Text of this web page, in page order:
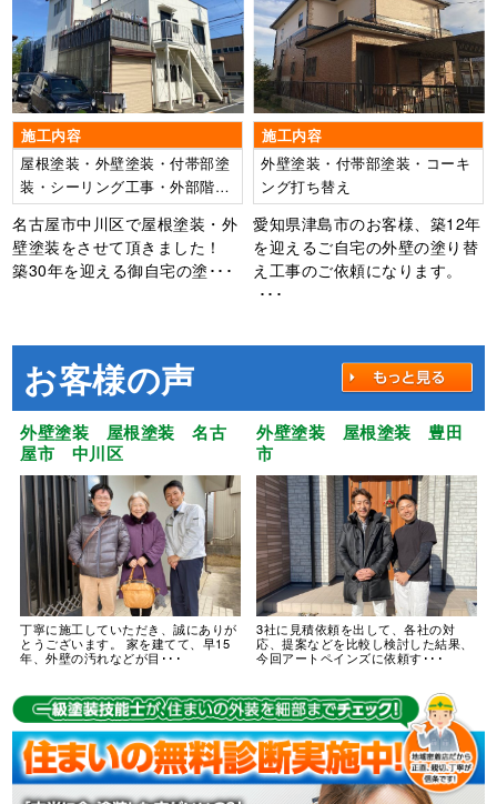
施工内容
屋根塗装・外壁塗装・付帯部塗
装・シーリング工事・外部階段
長尺シート張り
名古屋市中川区で屋根塗装・外
壁塗装をさせて頂きました！
築30年を迎える御自宅の塗･･･
施工内容
外壁塗装・付帯部塗装・コーキ
ング打ち替え
愛知県津島市のお客様、築12年
を迎えるご自宅の外壁の塗り替
え工事のご依頼になります。
･･･
お客様の声
外壁塗装 屋根塗装 名古
屋市 中川区
丁寧に施工していただき、誠にありが
とうございます。 家を建てて、早15
年、外壁の汚れなどが目･･･
外壁塗装 屋根塗装 豊田
市
3社に見積依頼を出して、各社の対
応、提案などを比較し検討した結果、
今回アートペインズに依頼す･･･